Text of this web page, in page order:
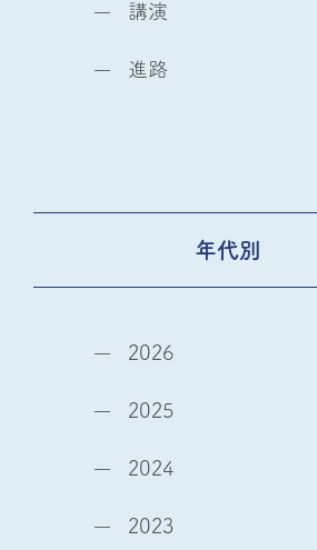
講演
進路
年代別
2026
2025
2024
2023